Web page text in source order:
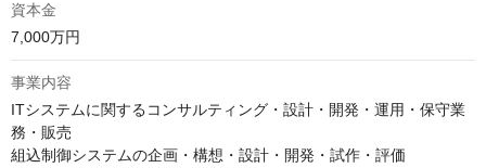
資本金
7,000万円
事業内容
ITシステムに関するコンサルティング・設計・開発・運用・保守業
務・販売
組込制御システムの企画・構想・設計・開発・試作・評価